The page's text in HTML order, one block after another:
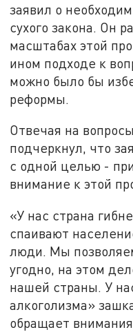
заявил о
сухого закона. Он
масштабах этой
ином подходе к
можно было бы
реформы.
Отвечая на
подчеркнул, что
с одной целью -
внимание к этой
«У нас страна
спаивают
люди. Мы
угодно, на этом
нашей страны. У
алкоголизма»
обращает